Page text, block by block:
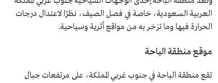
العربية السعودية، خاصة في فصل الصيف، نظرًا لاعتدال درجات
الحرارة فيها وما تزخر به من مواقع أثرية وسياحية.
موقع منطقة الباحة
تقع منطقة الباحة في جنوب غربي المملكة، على مرتفعات جبال